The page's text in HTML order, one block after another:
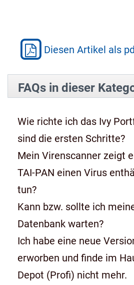
Diesen Artikel als
FAQs in dieser
Wie richte ich das Ivy
sind die ersten Schritte?
Mein Virenscanner zeigt
TAI-PAN einen Virus
tun?
Kann bzw. sollte ich
Datenbank warten?
Ich habe eine neue
erworben und finde im
Depot (Profi) nicht mehr.